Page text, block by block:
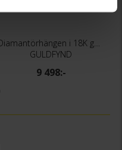
GULDFYND
9 498:-